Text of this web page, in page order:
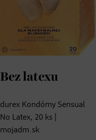
Bez latexu
durex Kondómy Sensual
No Latex, 20 ks |
mojadm.sk